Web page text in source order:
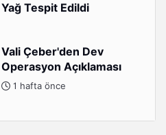
Yağ Tespit Edildi
Vali Çeber'den Dev
Operasyon Açıklaması
1 hafta önce